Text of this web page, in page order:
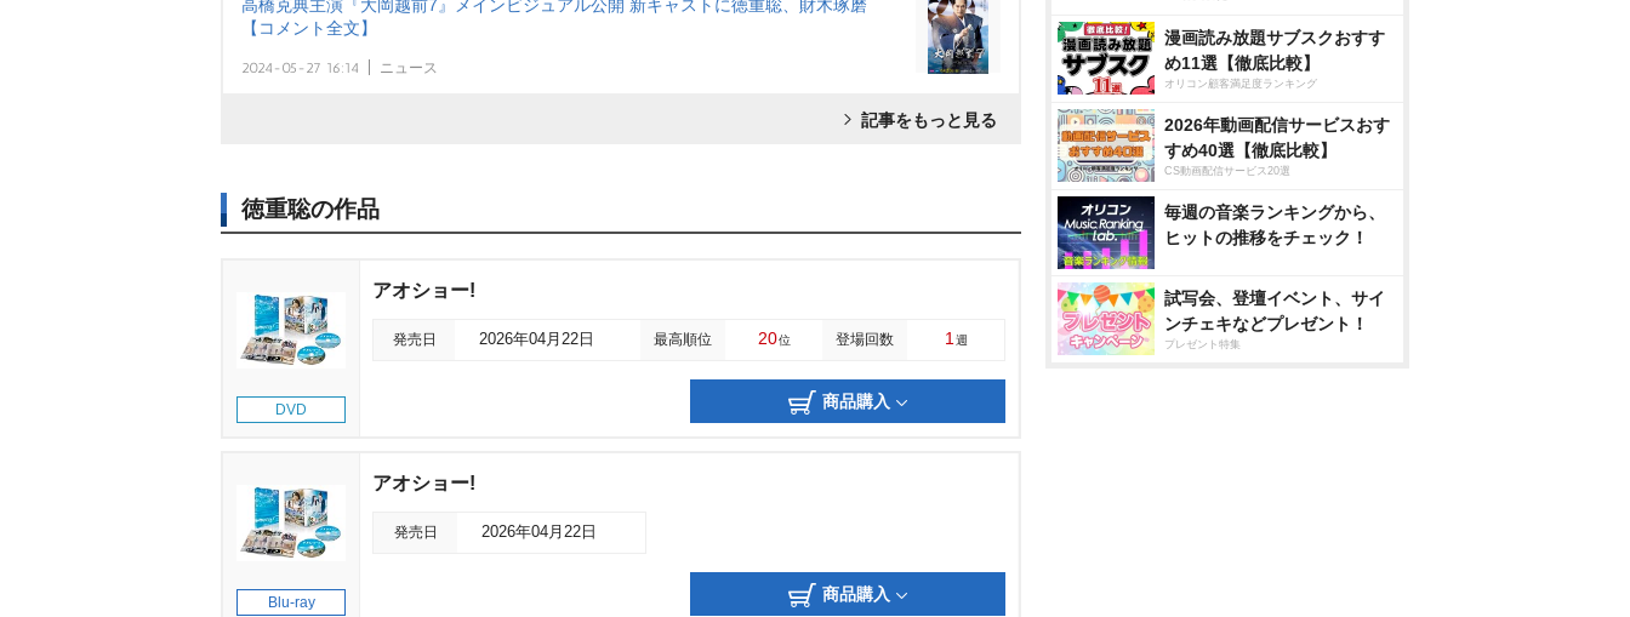
高橋克典主演『大岡越前7』メインビジュアル公開 新キャストに徳重聡、財木琢磨
【コメント全文】
2024-05-27 16:14 ニュース
記事をもっと見る
徳重聡の作品
DVD
アオショー!
発売日 2026年04月22日 最高順位 20位 登場回数 1 週
商品購入
Blu-ray
アオショー!
発売日 2026年04月22日
商品購入
漫画読み放題サブスクおすす
め11選【徹底比較】
オリコン顧客満足度ランキング
2026年動画配信サービスおす
すめ40選【徹底比較】
CS動画配信サービス20選
毎週の音楽ランキングから、
ヒットの推移をチェック！
試写会、登壇イベント、サイ
ンチェキなどプレゼント！
プレゼント特集